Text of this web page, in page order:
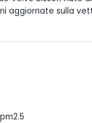
aggiornate sulla